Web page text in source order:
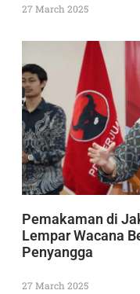
27 March 2025
Pemakaman di
Lempar Wacana
Penyangga
27 March 2025